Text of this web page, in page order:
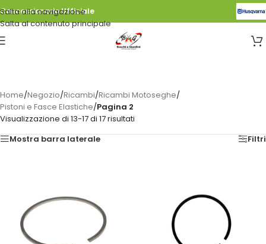
Salta alla navigazione
Salta al contenuto principale
Concessionario Ufficiale
Home/Negozio/Ricambi/Ricambi Motoseghe/
Pistoni e Fasce Elastiche/Pagina 2
Visualizzazione di 13-17 di 17 risultati
Mostra barra laterale
Filtri